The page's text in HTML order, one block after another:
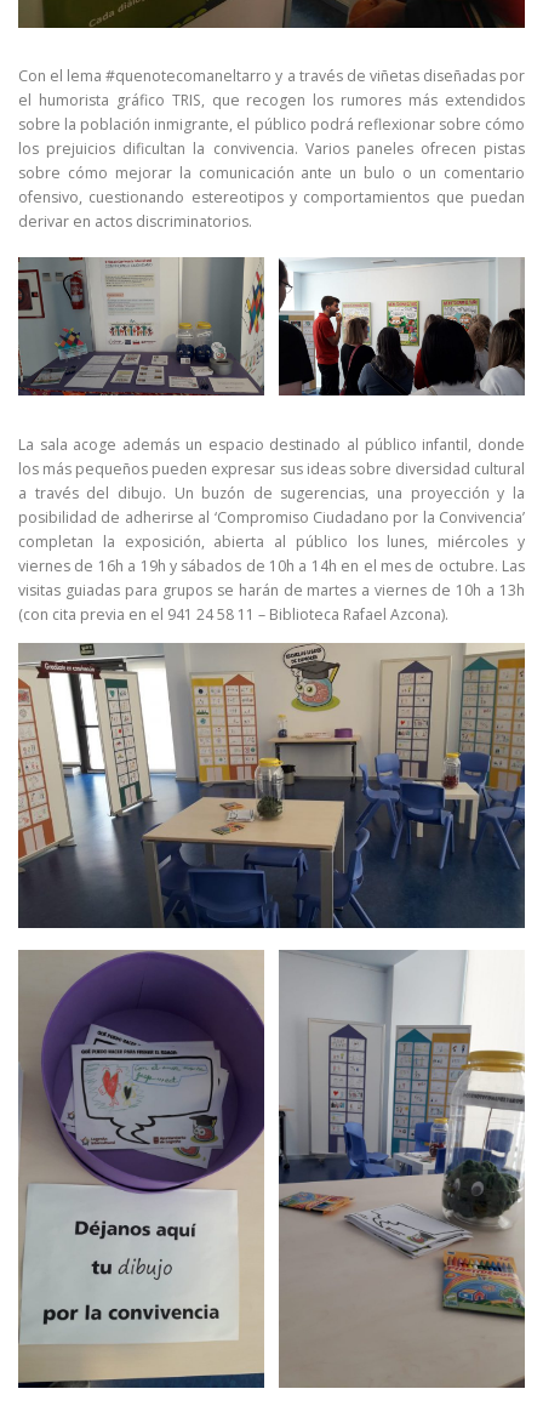
Con el lema #quenotecomaneltarro y a través de viñetas diseñadas por
el humorista gráfico TRIS, que recogen los rumores más extendidos
sobre la población inmigrante, el público podrá reflexionar sobre cómo
los prejuicios dificultan la convivencia. Varios paneles ofrecen pistas
sobre cómo mejorar la comunicación ante un bulo o un comentario
ofensivo, cuestionando estereotipos y comportamientos que puedan
derivar en actos discriminatorios.
La sala acoge además un espacio destinado al público infantil, donde
los más pequeños pueden expresar sus ideas sobre diversidad cultural
a través del dibujo. Un buzón de sugerencias, una proyección y la
posibilidad de adherirse al ‘Compromiso Ciudadano por la Convivencia’
completan la exposición, abierta al público los lunes, miércoles y
viernes de 16h a 19h y sábados de 10h a 14h en el mes de octubre. Las
visitas guiadas para grupos se harán de martes a viernes de 10h a 13h
(con cita previa en el 941 24 58 11 – Biblioteca Rafael Azcona).